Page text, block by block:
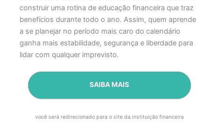
construir uma rotina de educação financeira que traz
benefícios durante todo o ano. Assim, quem aprende
a se planejar no período mais caro do calendário
ganha mais estabilidade, segurança e liberdade para
lidar com qualquer imprevisto.
SAIBA MAIS
você será redirecionado para o site da instituição financeira